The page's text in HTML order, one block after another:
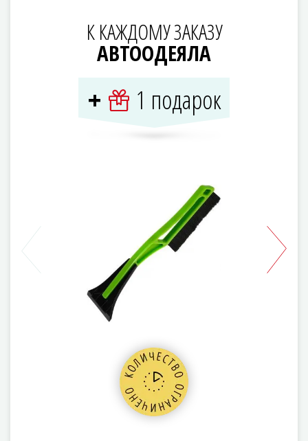
К КАЖДОМУ ЗАКАЗУ
АВТООДЕЯЛА
+ 1 подарок